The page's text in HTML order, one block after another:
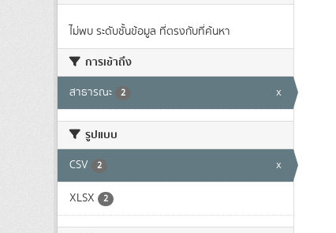
ไม่พบ ระดับชั้นข้อมูล ที่ตรงกับที่ค้นหา
การเข้าถึง
สาธารณะ 2 x
รูปแบบ
CSV 2 x
XLSX 2